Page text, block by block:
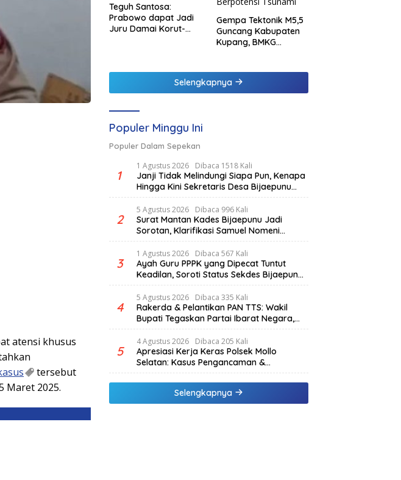
atensi khusus
tersebut
Maret 2025.
Teguh Santosa:
Prabowo dapat Jadi
Juru Damai Korut-
Gempa Tektonik M5,5
Guncang Kabupaten
Kupang, BMKG
Selengkapnya
Populer Minggu Ini
Populer Dalam Sepekan
1
1 Agustus 2026 Dibaca 1518 Kali
Janji Tidak Melindungi Siapa Pun, Kenapa
Hingga Kini Sekretaris Desa Bijaepunu
Masih Aktif. Berikut penjelasan Ketua
Komisi I DPRD TTS.
2
5 Agustus 2026 Dibaca 996 Kali
Surat Mantan Kades Bijaepunu Jadi
Sorotan, Klarifikasi Samuel Nomeni
Berbeda dengan Isi Dokumen yang
Beredar
3
1 Agustus 2026 Dibaca 567 Kali
Ayah Guru PPPK yang Dipecat Tuntut
Keadilan, Soroti Status Sekdes Bijaepunu
yang Masih Aktif Bekerja
4
5 Agustus 2026 Dibaca 335 Kali
Rakerda & Pelantikan PAN TTS: Wakil
Bupati Tegaskan Partai Ibarat Negara,
SPK Buka Kabar Sawah 3.000 Hektar &
Larangan Politik Uang
5
4 Agustus 2026 Dibaca 205 Kali
Apresiasi Kerja Keras Polsek Mollo
Selatan: Kasus Pengancaman &
Pencemaran Nama Baik Berakhir Damai
Selengkapnya